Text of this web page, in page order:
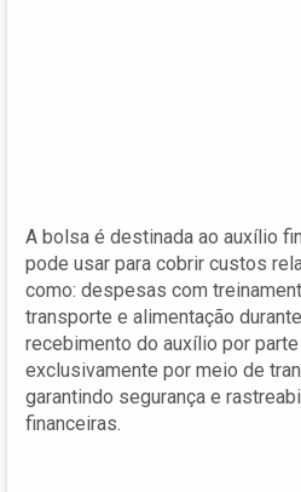
A bolsa é destinada ao auxílio
pode usar para cobrir custos
como: despesas com
transporte e alimentação
recebimento do auxílio por
exclusivamente por meio de
garantindo segurança e
financeiras.